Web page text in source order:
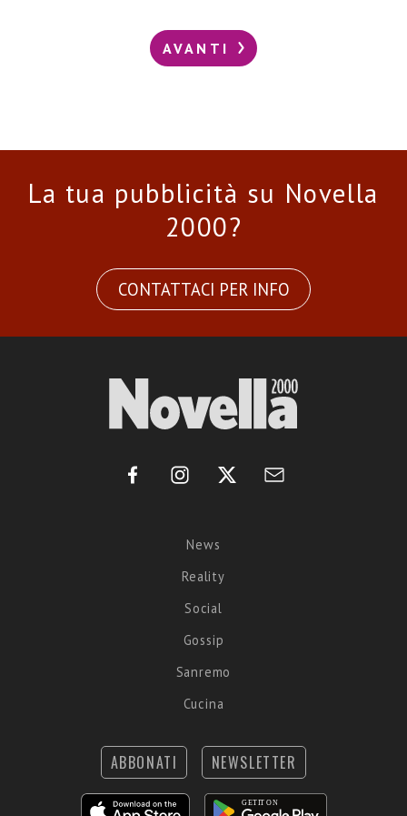
AVANTI
La tua pubblicità su Novella
2000?
CONTATTACI PER INFO
News
Reality
Social
Gossip
Sanremo
Cucina
ABBONATI NEWSLETTER